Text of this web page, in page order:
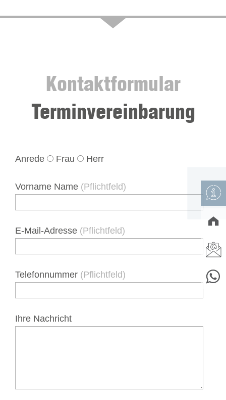
Kontaktformular
Terminvereinbarung
Anrede Frau Herr
Vorname Name (Pflichtfeld)
E-Mail-Adresse (Pflichtfeld)
Telefonnummer (Pflichtfeld)
Ihre Nachricht